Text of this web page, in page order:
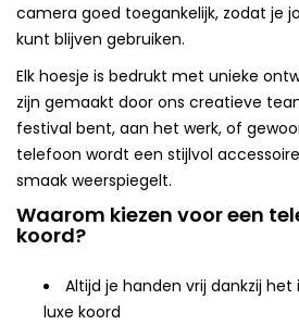
camera goed toegankelijk, zodat je
kunt blijven gebruiken.
Elk hoesje is bedrukt met unieke
zijn gemaakt door ons creatieve
festival bent, aan het werk, of
telefoon wordt een stijlvol
smaak weerspiegelt.
Waarom kiezen voor een
koord?
Altijd je handen vrij dankzij
luxe koord